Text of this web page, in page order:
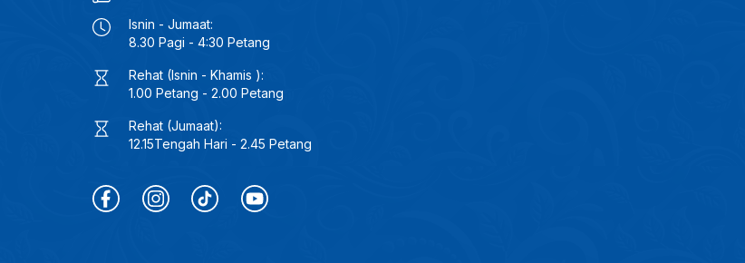
Isnin - Jumaat:
8.30 Pagi - 4:30 Petang
Rehat (Isnin - Khamis ):
1.00 Petang - 2.00 Petang
Rehat (Jumaat):
12.15Tengah Hari - 2.45 Petang